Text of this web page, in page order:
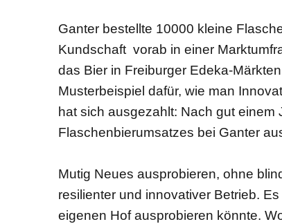
Ganter bestellte 10000 kleine
Kundschaft vorab in einer
das Bier in Freiburger Edeka-
Musterbeispiel dafür, wie man
hat sich ausgezahlt: Nach gut einem
Flaschenbierumsatzes bei Ganter
Mutig Neues ausprobieren, ohne
resilienter und innovativer Betrieb.
eigenen Hof ausprobieren könnte.